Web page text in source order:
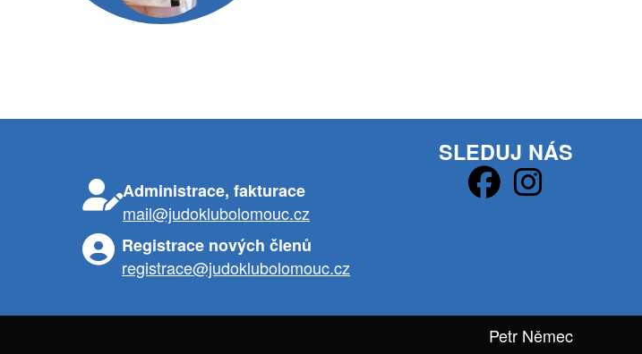
Administrace, fakturace
mail@judoklubolomouc.cz
Registrace nových členů
registrace@judoklubolomouc.cz
SLEDUJ NÁS
Petr Němec